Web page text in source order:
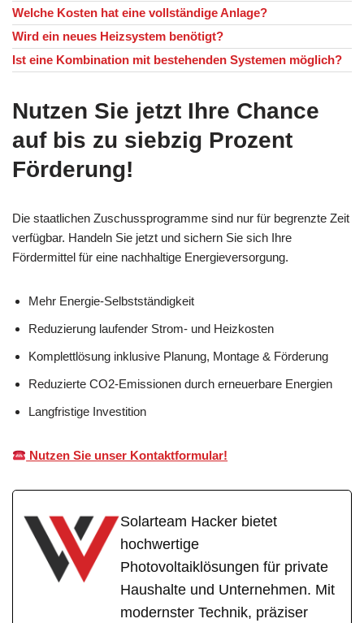
Welche Kosten hat eine vollständige Anlage?
Wird ein neues Heizsystem benötigt?
Ist eine Kombination mit bestehenden Systemen möglich?
Nutzen Sie jetzt Ihre Chance
auf bis zu siebzig Prozent
Förderung!
Die staatlichen Zuschussprogramme sind nur für begrenzte Zeit
verfügbar. Handeln Sie jetzt und sichern Sie sich Ihre
Fördermittel für eine nachhaltige Energieversorgung.
Mehr Energie-Selbstständigkeit
Reduzierung laufender Strom- und Heizkosten
Komplettlösung inklusive Planung, Montage & Förderung
Reduzierte CO2-Emissionen durch erneuerbare Energien
Langfristige Investition
Nutzen Sie unser Kontaktformular!
Solarteam Hacker bietet
hochwertige
Photovoltaiklösungen für private
Haushalte und Unternehmen. Mit
modernster Technik, präziser